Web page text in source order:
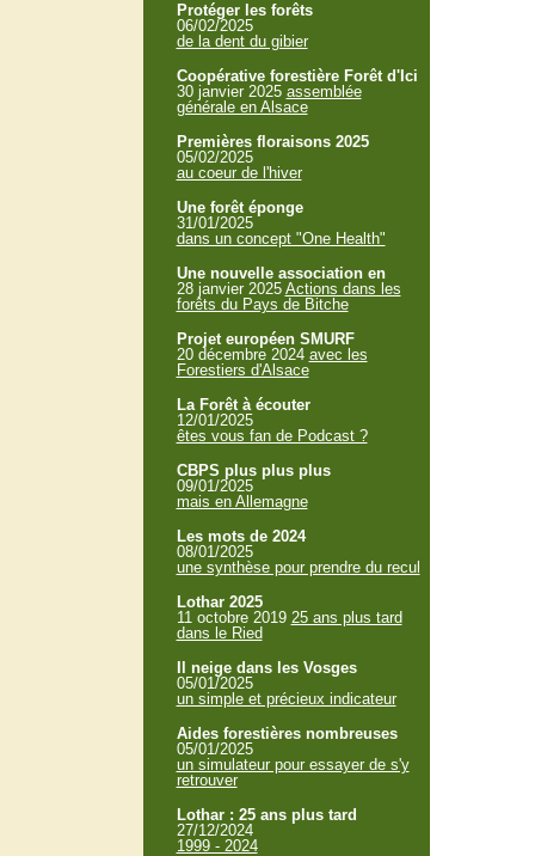
Protéger les forêts
06/02/2025
de la dent du gibier
Coopérative forestière Forêt d'Ici
30 janvier 2025 assemblée
générale en Alsace
Premières floraisons 2025
05/02/2025
au coeur de l'hiver
Une forêt éponge
31/01/2025
dans un concept "One Health"
Une nouvelle association en
28 janvier 2025 Actions dans les
forêts du Pays de Bitche
Projet européen SMURF
20 décembre 2024 avec les
Forestiers d'Alsace
La Forêt à écouter
12/01/2025
êtes vous fan de Podcast ?
CBPS plus plus plus
09/01/2025
mais en Allemagne
Les mots de 2024
08/01/2025
une synthèse pour prendre du recul
Lothar 2025
11 octobre 2019 25 ans plus tard
dans le Ried
Il neige dans les Vosges
05/01/2025
un simple et précieux indicateur
Aides forestières nombreuses
05/01/2025
un simulateur pour essayer de s'y
retrouver
Lothar : 25 ans plus tard
27/12/2024
1999 - 2024